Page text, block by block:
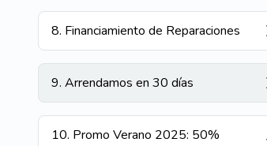
8. Financiamiento de Reparaciones
9. Arrendamos en 30 días
10. Promo Verano 2025: 50%